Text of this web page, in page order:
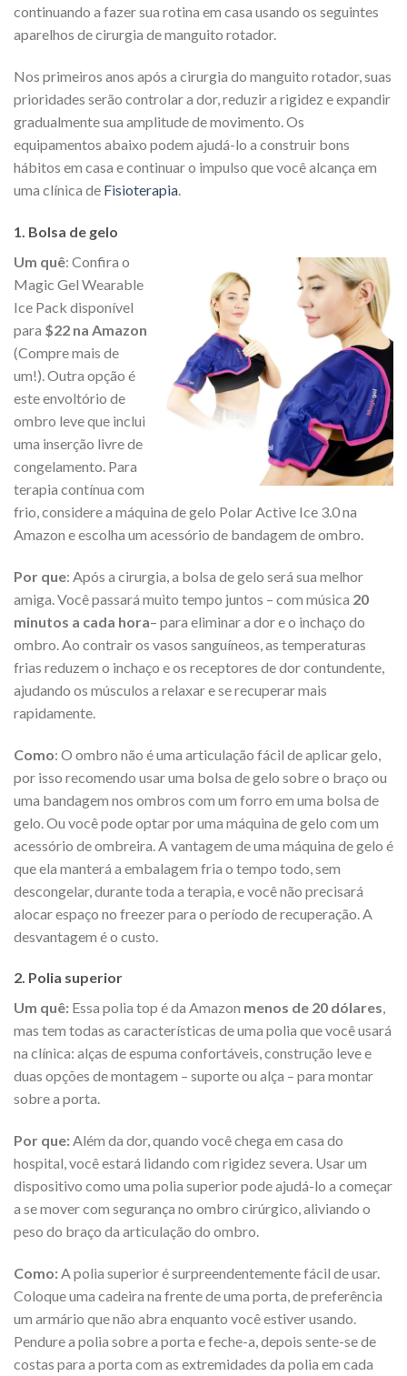
continuando a fazer sua rotina em casa usando os seguintes
aparelhos de cirurgia de manguito rotador.
Nos primeiros anos após a cirurgia do manguito rotador, suas
prioridades serão controlar a dor, reduzir a rigidez e expandir
gradualmente sua amplitude de movimento. Os
equipamentos abaixo podem ajudá-lo a construir bons
hábitos em casa e continuar o impulso que você alcança em
uma clínica de Fisioterapia.
1. Bolsa de gelo
Um quê: Confira o
Magic Gel Wearable
Ice Pack disponível
para $22 na Amazon
(Compre mais de
um!). Outra opção é
este envoltório de
ombro leve que inclui
uma inserção livre de
congelamento. Para
terapia contínua com
frio, considere a máquina de gelo Polar Active Ice 3.0 na
Amazon e escolha um acessório de bandagem de ombro.
Por que: Após a cirurgia, a bolsa de gelo será sua melhor
amiga. Você passará muito tempo juntos – com música 20
minutos a cada hora– para eliminar a dor e o inchaço do
ombro. Ao contrair os vasos sanguíneos, as temperaturas
frias reduzem o inchaço e os receptores de dor contundente,
ajudando os músculos a relaxar e se recuperar mais
rapidamente.
Como: O ombro não é uma articulação fácil de aplicar gelo,
por isso recomendo usar uma bolsa de gelo sobre o braço ou
uma bandagem nos ombros com um forro em uma bolsa de
gelo. Ou você pode optar por uma máquina de gelo com um
acessório de ombreira. A vantagem de uma máquina de gelo é
que ela manterá a embalagem fria o tempo todo, sem
descongelar, durante toda a terapia, e você não precisará
alocar espaço no freezer para o período de recuperação. A
desvantagem é o custo.
2. Polia superior
Um quê: Essa polia top é da Amazon menos de 20 dólares,
mas tem todas as características de uma polia que você usará
na clínica: alças de espuma confortáveis, construção leve e
duas opções de montagem – suporte ou alça – para montar
sobre a porta.
Por que:Além da dor, quando você chega em casa do
hospital, você estará lidando com rigidez severa. Usar um
dispositivo como uma polia superior pode ajudá-lo a começar
a se mover com segurança no ombro cirúrgico, aliviando o
peso do braço da articulação do ombro.
Como:A polia superior é surpreendentemente fácil de usar.
Coloque uma cadeira na frente de uma porta, de preferência
um armário que não abra enquanto você estiver usando.
Pendure a polia sobre a porta e feche-a, depois sente-se de
costas para a porta com as extremidades da polia em cada